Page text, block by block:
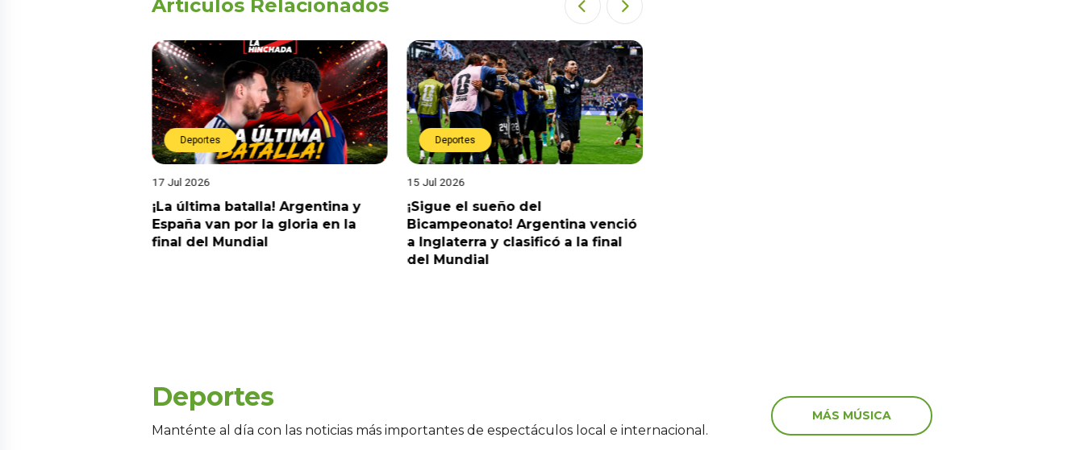
Articulos Relacionados
Deportes
17 Jul 2026
¡La última batalla! Argentina y
España van por la gloria en la
final del Mundial
Deportes
15 Jul 2026
¡Sigue el sueño del
Bicampeonato! Argentina venció
a Inglaterra y clasificó a la final
del Mundial
Deportes
Manténte al día con las noticias más importantes de espectáculos local e internacional.
MÁS MÚSICA